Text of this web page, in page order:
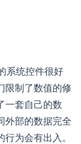
系统控件很好
限制了数值的修
一套自己的数
外部的数据完全
为会有出入。